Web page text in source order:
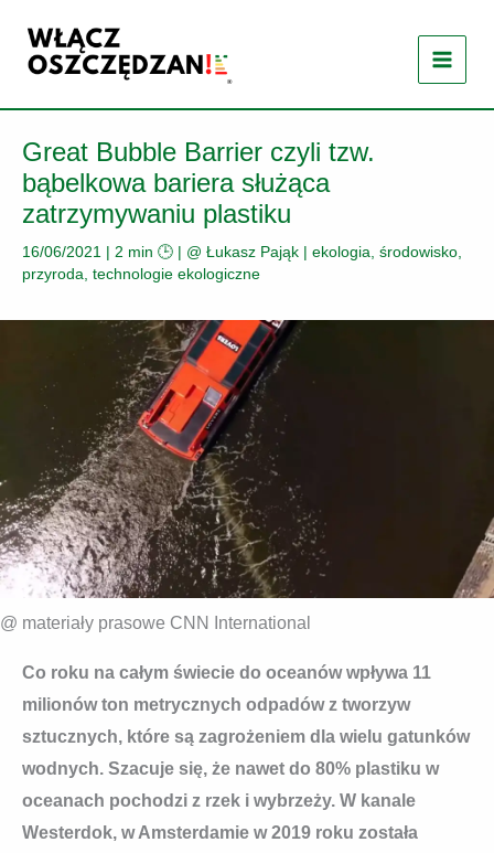
treści
Great Bubble Barrier czyli tzw.
bąbelkowa bariera służąca
zatrzymywaniu plastiku
16/06/2021 | 2 min 🕒 | @ Łukasz Pająk | ekologia, środowisko,
przyroda technologie ekologiczne
@ materiały prasowe CNN International
Co roku na całym świecie do oceanów wpływa 11
milionów ton metrycznych odpadów z tworzyw
sztucznych, które są zagrożeniem dla wielu gatunków
wodnych. Szacuje się, że nawet do 80% plastiku w
oceanach pochodzi z rzek i wybrzeży. W kanale
Westerdok, w Amsterdamie w 2019 roku została